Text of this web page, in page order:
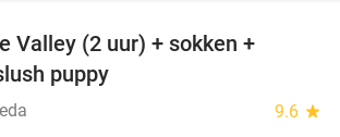
Valley (2 uur) + sokken +
puppy
9.6 star